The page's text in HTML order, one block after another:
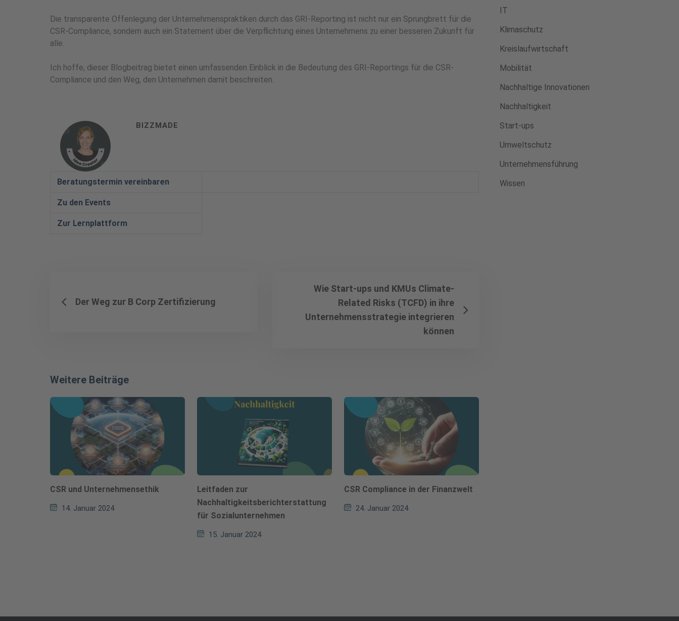
Die transparente Offenlegung der Unternehmenspraktiken durch das GRI-Reporting ist nicht nur ein Sprungbrett für die
CSR-Compliance, sondern auch ein Statement über die Verpflichtung eines Unternehmens zu einer besseren Zukunft für
alle.
Ich hoffe, dieser Blogbeitrag bietet einen umfassenden Einblick in die Bedeutung des GRI-Reportings für die CSR-
Compliance und den Weg, den Unternehmen damit beschreiten.
BIZZMADE
Beratungstermin vereinbaren
Zu den Events
Zur Lernplattform
Der Weg zur B Corp Zertifizierung
Wie Start-ups und KMUs Climate-
Related Risks (TCFD) in ihre
Unternehmensstrategie integrieren
können
Weitere Beiträge
CSR und Unternehmensethik
14. Januar 2024
Leitfaden zur
Nachhaltigkeitsberichterstattung
für Sozialunternehmen
15. Januar 2024
CSR Compliance in der Finanzwelt
24. Januar 2024
IT
Klimaschutz
Kreislaufwirtschaft
Mobilität
Nachhaltige Innovationen
Nachhaltigkeit
Start-ups
Umweltschutz
Unternehmensführung
Wissen